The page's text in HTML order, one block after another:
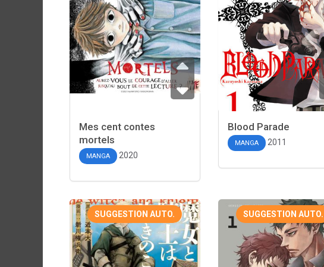
Mes cent contes
mortels
MANGA 2020
Blood Parade
MANGA 2011
SUGGESTION AUTO. SUGGESTION AUTO.